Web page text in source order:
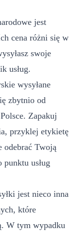
jest
cena różni się w
swoje
usług.
wysyłane
zbytnio od
Zapakuj
przyklej etykietę
odebrać Twoją
usług
jest nieco inna
które
W tym wypadku